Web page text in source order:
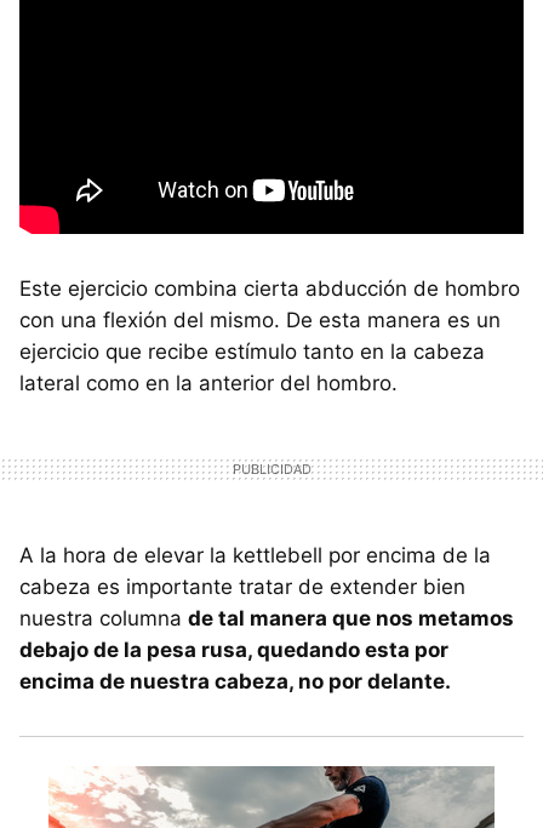
Este ejercicio combina cierta abducción de hombro
con una flexión del mismo. De esta manera es un
ejercicio que recibe estímulo tanto en la cabeza
lateral como en la anterior del hombro.
A la hora de elevar la kettlebell por encima de la
cabeza es importante tratar de extender bien
nuestra columna de tal manera que nos metamos
debajo de la pesa rusa, quedando esta por
encima de nuestra cabeza, no por delante.